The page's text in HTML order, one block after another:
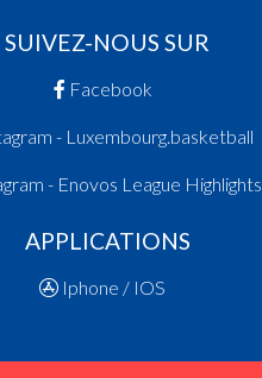
des Dames
des Dames
Dames
SUIVEZ-NOUS SUR
Facebook
- Luxembourg.basketball
- Enovos League Highlights
APPLICATIONS
Iphone / IOS